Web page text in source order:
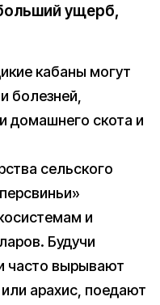
ущерб,
кабаны могут
болезней,
домашнего скота и
сельского
и
Будучи
часто вырывают
арахис, поедают